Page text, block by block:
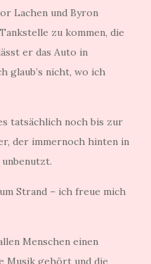
Lachen und Byron
zu kommen, die
er das Auto in
glaub’s nicht, wo ich
tatsächlich noch bis zur
der immernoch hinten in
Strand – ich freue mich
Menschen einen
Musik gehört und die